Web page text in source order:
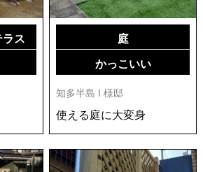
ス
庭
かっこいい
知多半島 I 様邸
使える庭に大変身